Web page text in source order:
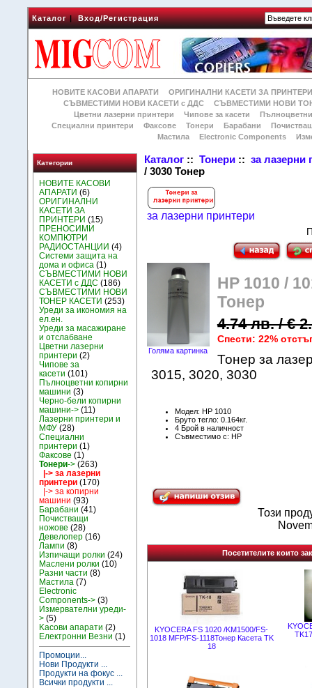
Каталог|Вход/Регистрация
НОВИТЕ КАСОВИ АПАРАТИ
ОРИГИНАЛНИ КАСЕТИ ЗА
СЪВМЕСТИМИ НОВИ КАСЕТИ с ДДС
СЪВМЕСТИМИ НОВИ
Цветни лазерни принтери
Чипове за касети
Специални принтери
Факсове Тонери Барабани
Мастила
Electronic Components
Категории
НОВИТЕ КАСОВИ
АПАРАТИ (6)
ОРИГИНАЛНИ
КАСЕТИ ЗА
ПРИНТЕРИ (15)
ПРЕНОСИМИ
КОМПЮТРИ
РАДИОСТАНЦИИ (4)
Системи защита на
дома и офиса (1)
СЪВМЕСТИМИ НОВИ
КАСЕТИ с ДДС (186)
СЪВМЕСТИМИ НОВИ
ТОНЕР КАСЕТИ (253)
Уреди за икономия на
ел.ен.
Уреди за масажиране
и отслабване
Цветни лазерни
принтери (2)
Чипове за
касети (101)
Пълноцветни копирни
машини (3)
Черно-бели копирни
машини-> (11)
Лазерни принтери и
МФУ (28)
Специални
принтери (1)
Факсове (1)
Тонери-> (263)
|-> за лазерни
принтери (170)
|-> за копирни
машини (93)
Барабани (41)
Почистващи
ножове (28)
Девелопер (16)
Лампи (8)
Изпичащи ролки (24)
Маслени ролки (10)
Разни части (8)
Мастила (7)
Electronic
Components-> (3)
Измервателни уреди-
> (5)
Kасови апарати (2)
Електронни Везни (1)
Промоции...
Нови Продукти ...
Продукти на фокус ...
Всички продукти ...
Каталог ::Тонери ::за лазерни
/ 3030 Тонер
за лазерни принтери
Голяма картинка
HP 1010 /
Тонер
4.74 лв. / €
Спести: 22%
Тонер за
3015, 3020, 3030
Модел: HP 1010
Бруто тегло: 0.164кг.
4 Брой в наличност
Съвместимо с: HP
Този
Посетителите които
KYOCERA FS 1020 /KM1500/FS-
1018 MFP/FS-1118Тонер Касета TK
18